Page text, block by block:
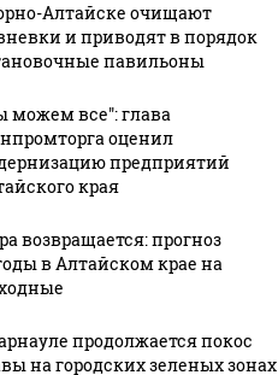
Алтайске очищают
и приводят в порядок
павильоны
можем все": глава
оценил
предприятий
края
возвращается: прогноз
в Алтайском крае на
продолжается покос
на городских зеленых зонах